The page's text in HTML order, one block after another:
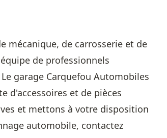
mécanique, de carrosserie et de
de professionnels
garage Carquefou Automobiles
d'accessoires et de pièces
et mettons à votre disposition
automobile, contactez